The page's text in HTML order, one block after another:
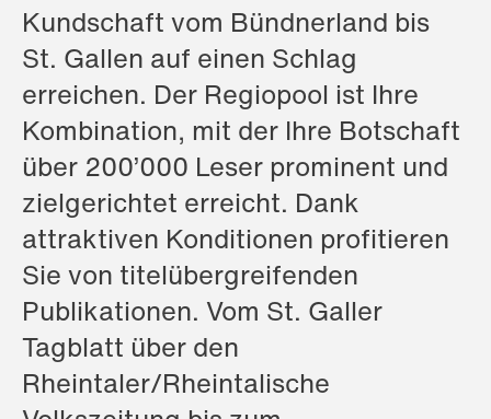
Kundschaft vom Bündnerland bis
St. Gallen auf einen Schlag
erreichen. Der Regiopool ist Ihre
Kombination, mit der Ihre Botschaft
über 200’000 Leser prominent und
zielgerichtet erreicht. Dank
attraktiven Konditionen profitieren
Sie von titelübergreifenden
Publikationen. Vom St. Galler
Tagblatt über den
Rheintaler/Rheintalische